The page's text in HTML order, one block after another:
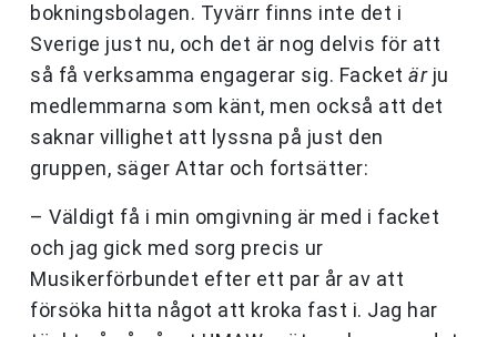
bokningsbolagen. Tyvärr finns inte det i
Sverige just nu, och det är nog delvis för att
så få verksamma engagerar sig. Facket ärju
medlemmarna som känt, men också att det
saknar villighet att lyssna på just den
gruppen, säger Attar och fortsätter:
– Väldigt få i min omgivning är med i facket
och jag gick med sorg precis ur
Musikerförbundet efter ett par år av att
försöka hitta något att kroka fast i. Jag har